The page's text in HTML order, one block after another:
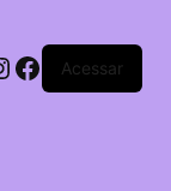
Facebook
Acessar